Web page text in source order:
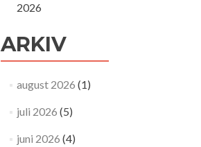
2026
ARKIV
august 2026 (1)
juli 2026 (5)
juni 2026 (4)